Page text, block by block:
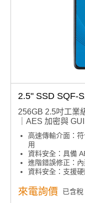
2.5" SSD SQF-
256GB 2.5吋工業
｜AES 加密與
高速傳輸介面：
用
資料安全：具備
進階錯誤修正：
資料安全：支援
智慧化管理：支
產品諮詢服務：
來電詢價 已含稅